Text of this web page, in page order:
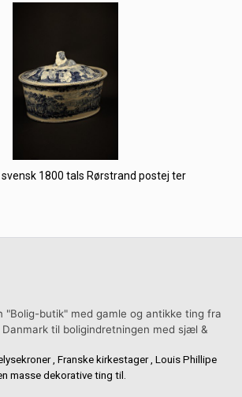
1800 tals Rørstrand postej ter
"Bolig-butik" med gamle og antikke ting fra
Danmark til boligindretningen med sjæl &
, Franske kirkestager , Louis Phillipe
masse dekorative ting til.